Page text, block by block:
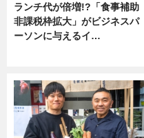
ランチ代が倍増!?「食事補助
非課税枠拡大」がビジネスパ
ーソンに与えるイ…